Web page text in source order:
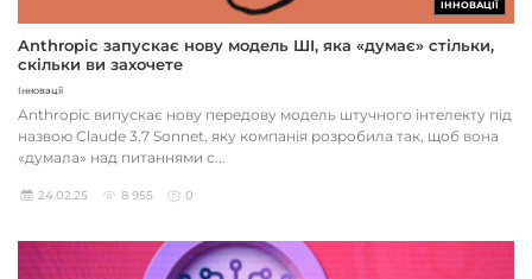
ІННОВАЦІЇ
Anthropic запускає нову модель ШІ, яка «думає» стільки,
скільки ви захочете
Інновації
Anthropic випускає нову передову модель штучного інтелекту під
назвою Claude 3.7 Sonnet, яку компанія розробила так, щоб вона
«думала» над питаннями с...
24.02.25 8 955 0